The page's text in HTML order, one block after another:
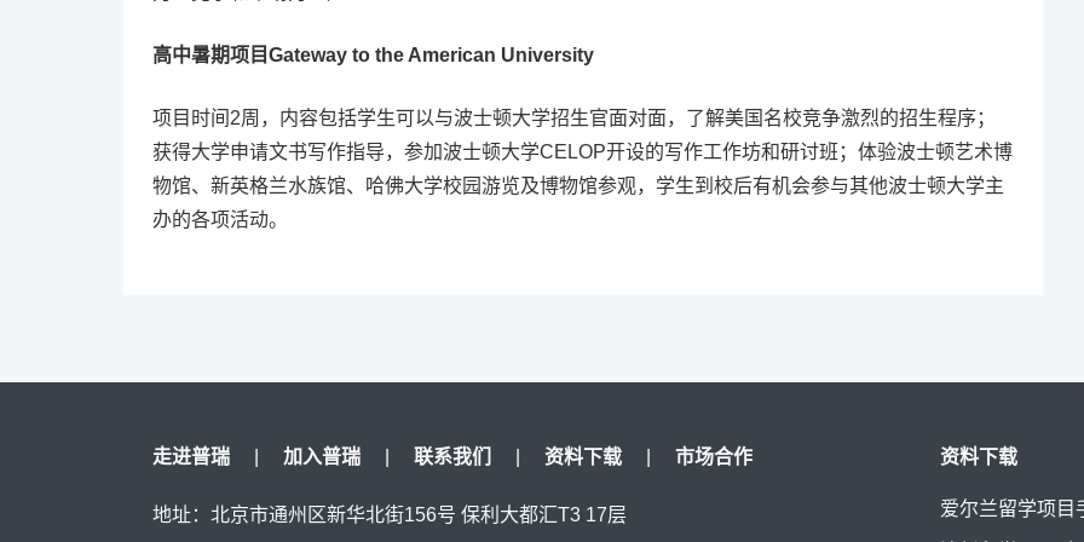
高中暑期项目Gateway to the American University
项目时间2周，内容包括学生可以与波士顿大学招生官面对面，了解美国名校竞争激烈的招生程序；
获得大学申请文书写作指导，参加波士顿大学CELOP开设的写作工作坊和研讨班；体验波士顿艺术博
物馆、新英格兰水族馆、哈佛大学校园游览及博物馆参观，学生到校后有机会参与其他波士顿大学主
办的各项活动。
走进普瑞 加入普瑞 联系我们 资料下载 市场合作
地址： 北京市通州区新华北街156号 保利大都汇T3 17层
资料下载
爱尔兰留学项目